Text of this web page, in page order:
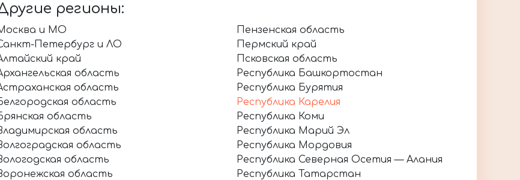
регионы:
и МО
Петербург и ЛО
край
область
область
область
область
область
область
область
область
Пензенская область
Пермский край
Псковская область
Республика Башкортостан
Республика Бурятия
Республика Карелия
Республика Коми
Республика Марий Эл
Республика Мордовия
Республика Северная Осетия — Алания
Республика Татарстан